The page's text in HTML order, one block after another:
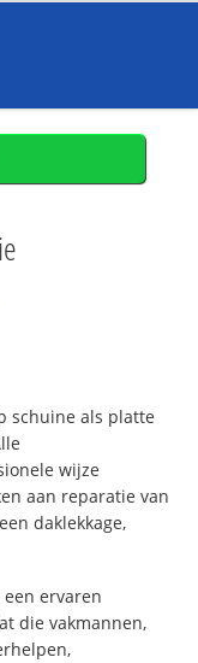
schuine als platte
wijze
aan reparatie van
daklekkage,
ervaren
die vakmannen,